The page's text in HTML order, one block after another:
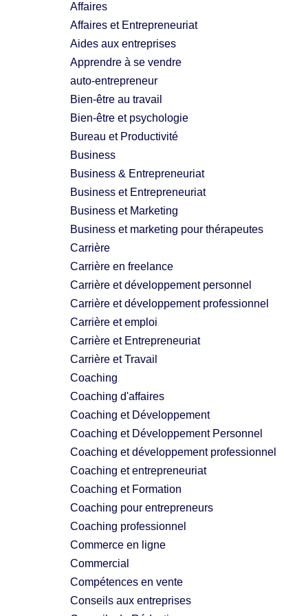
Affaires
Affaires et Entrepreneuriat
Aides aux entreprises
Apprendre à se vendre
auto-entrepreneur
Bien-être au travail
Bien-être et psychologie
Bureau et Productivité
Business
Business & Entrepreneuriat
Business et Entrepreneuriat
Business et Marketing
Business et marketing pour thérapeutes
Carrière
Carrière en freelance
Carrière et développement personnel
Carrière et développement professionnel
Carrière et emploi
Carrière et Entrepreneuriat
Carrière et Travail
Coaching
Coaching d'affaires
Coaching et Développement
Coaching et Développement Personnel
Coaching et développement professionnel
Coaching et entrepreneuriat
Coaching et Formation
Coaching pour entrepreneurs
Coaching professionnel
Commerce en ligne
Commercial
Compétences en vente
Conseils aux entreprises